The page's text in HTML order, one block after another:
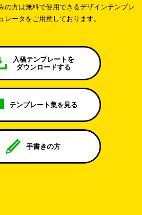
の方は無料で使用できるデザインテンプレ
レータをご用意しております。
入稿テンプレートを
ダウンロードする
テンプレート集を見る
手書きの方